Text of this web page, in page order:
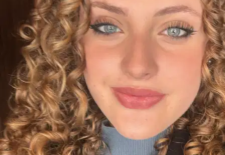
Manuela Crimi
Nuovo
Ficarazzi, 90010
a 10,7 km di distanza
15 €da